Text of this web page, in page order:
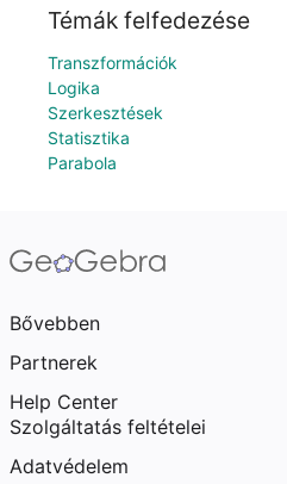
Témák felfedezése
Transzformációk
Logika
Szerkesztések
Statisztika
Parabola
Bővebben
Partnerek
Help Center
Szolgáltatás feltételei
Adatvédelem